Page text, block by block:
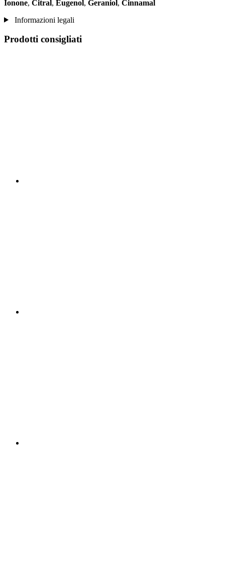
Ionone, Citral , Eugenol , Geraniol , Cinnamal
Informazioni legali
Prodotti consigliati